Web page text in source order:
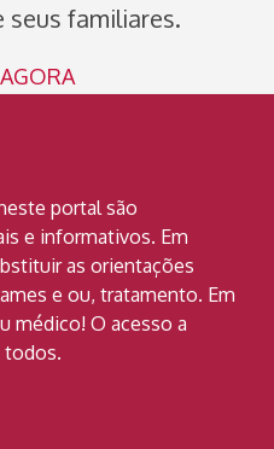
seus familiares.
portal são
e informativos. Em
as orientações
e ou, tratamento. Em
médico! O acesso a
todos.